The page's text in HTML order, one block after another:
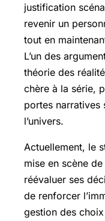
justification
revenir un
tout en
L’un des
théorie des
chère à la série,
portes narratives
l’univers.
Actuellement, le
mise en scène
réévaluer ses
de renforcer
gestion des